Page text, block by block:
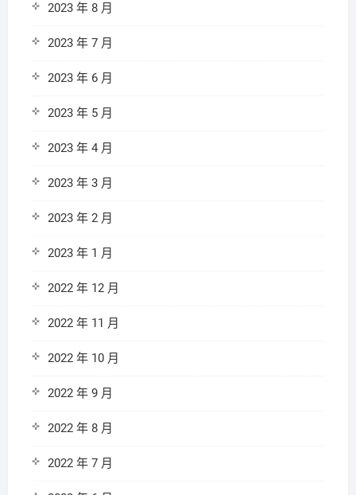
2023 年 8 月
2023 年 7 月
2023 年 6 月
2023 年 5 月
2023 年 4 月
2023 年 3 月
2023 年 2 月
2023 年 1 月
2022 年 12 月
2022 年 11 月
2022 年 10 月
2022 年 9 月
2022 年 8 月
2022 年 7 月